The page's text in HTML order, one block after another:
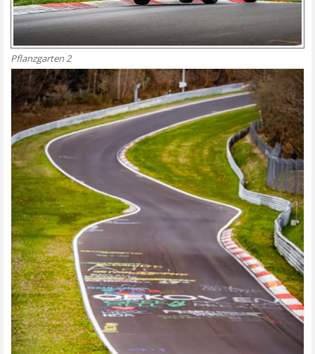
Pflanzgarten 2